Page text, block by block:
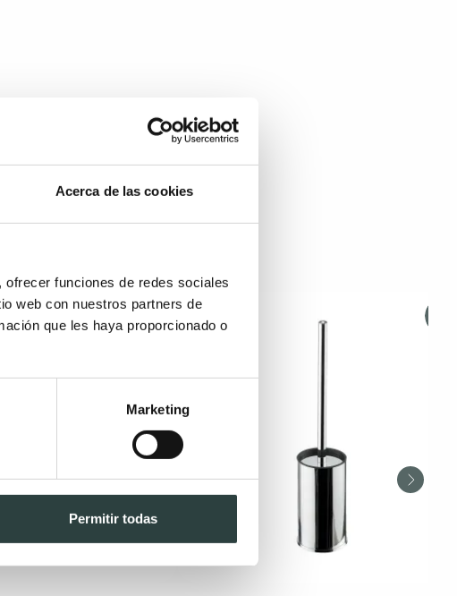
Acerca de las cookies
funciones de redes sociales
web con nuestros partners de
que les haya proporcionado o
Marketing
Permitir todas